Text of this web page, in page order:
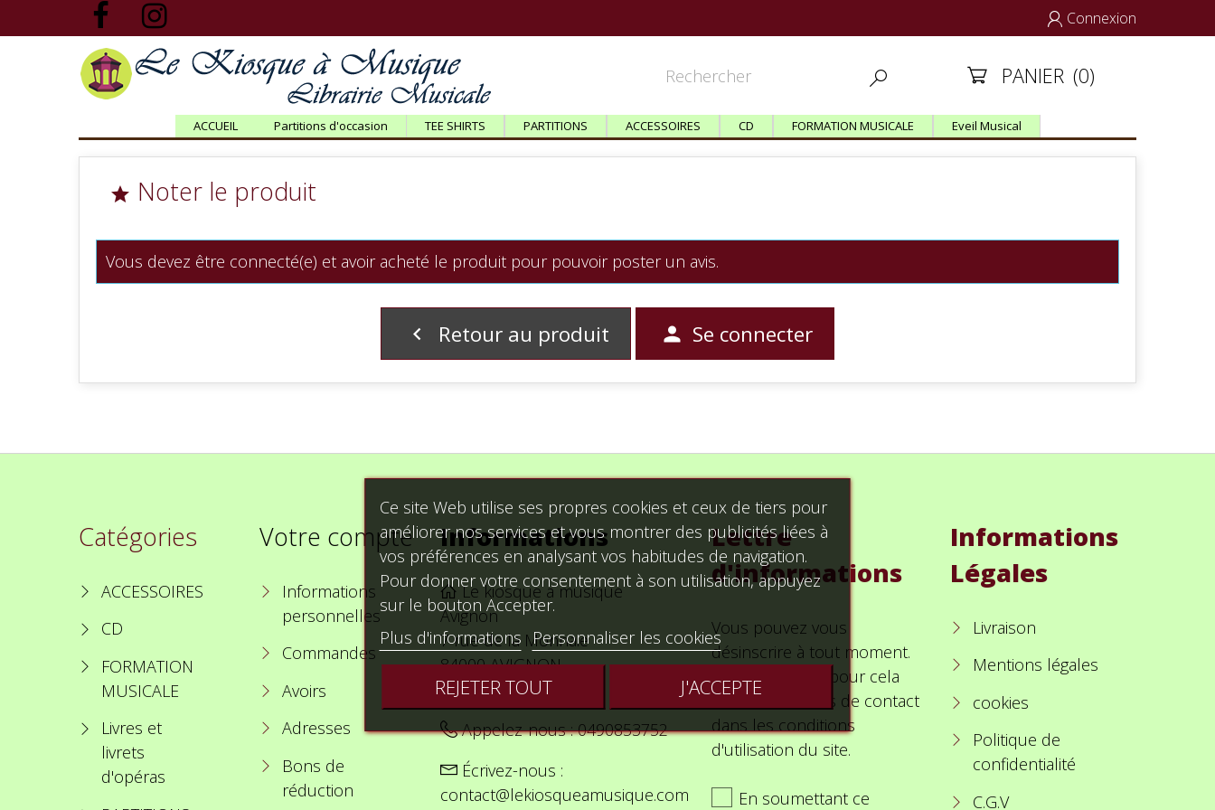
 Connexion
  PANIER (0)
ACCUEIL Partitions d'occasion TEE SHIRTS PARTITIONS ACCESSOIRES CD FORMATION MUSICALE Eveil Musical
 Noter le produit
Vous devez être connecté(e) et avoir acheté le produit pour pouvoir poster un avis.
 Retour au produit  Se connecter
Catégories
ACCESSOIRES
CD
FORMATION
MUSICALE
Livres et
livrets
d'opéras
Votre compte
Informations
personnelles
Commandes
Avoirs
Adresses
Bons de
réduction
Informations
Le kiosque a musique
Avignon
7 rue de la Monnaie
84000 AVIGNON
France Métropolitaine
Appelez-nous :0490853752
Écrivez-nous :
contact@lekiosqueamusique.com
Lettre
d'informations
Vous pouvez vous
désinscrire à tout moment.
Vous trouverez pour cela
nos informations de contact
dans les conditions
d'utilisation du site.
En soumettant ce
Informations
Légales
Livraison
Mentions légales
cookies
Politique de
confidentialité
C.G.V
Ce site Web utilise ses propres cookies et ceux de tiers pour
améliorer nos services et vous montrer des publicités liées à
vos préférences en analysant vos habitudes de navigation.
Pour donner votre consentement à son utilisation, appuyez
sur le bouton Accepter.
Plus d'informations Personnaliser les cookies
REJETER TOUT J'ACCEPTE